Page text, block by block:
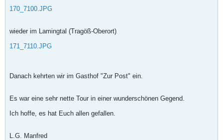
170_7100.JPG
wieder im Lamingtal (Tragöß-Oberort)
171_7110.JPG
Danach kehrten wir im Gasthof "Zur Post" ein.
Es war eine sehr nette Tour in einer wunderschönen Gegend.
Ich hoffe, es hat Euch allen gefallen.
L.G. Manfred